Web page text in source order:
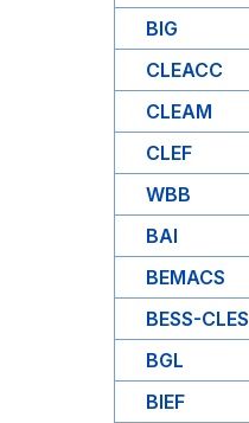
BIG
CLEACC
CLEAM
CLEF
WBB
BAI
BEMACS
BESS-CLES
BGL
BIEF